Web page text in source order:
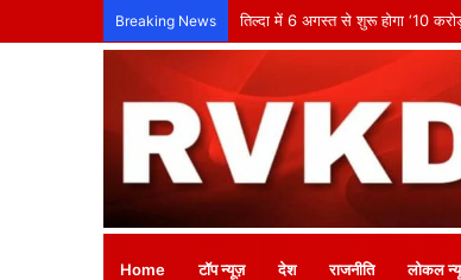
Breaking News तिल्दा में 6 अगस्त से शुरू होगा ‘10 करोड़
Home टॉप न्यूज़ देश राजनीति लोकल